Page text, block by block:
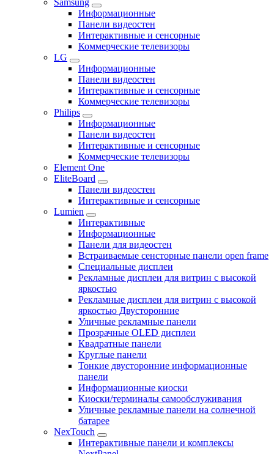
Информационные
Панели видеостен
Интерактивные и сенсорные
Коммерческие телевизоры
LG
Информационные
Панели видеостен
Интерактивные и сенсорные
Коммерческие телевизоры
Philips
Информационные
Панели видеостен
Интерактивные и сенсорные
Коммерческие телевизоры
Element One
EliteBoard
Панели видеостен
Интерактивные и сенсорные
Lumien
Интерактивные
Информационные
Панели для видеостен
Встраиваемые сенсторные панели open frame
Специальные дисплеи
Рекламные дисплеи для витрин с высокой
яркостью
Рекламные дисплеи для витрин с высокой
яркостью Двусторонние
Уличные рекламные панели
Прозрачные OLED дисплеи
Квадратные панели
Круглые панели
Тонкие двусторонние информационные
панели
Информационные киоски
Киоски/терминалы самообслуживания
Уличные рекламные панели на солнечной
батарее
NexTouch
Интерактивные панели и комплексы